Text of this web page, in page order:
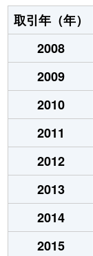
取引年（年）
2008
2009
2010
2011
2012
2013
2014
2015